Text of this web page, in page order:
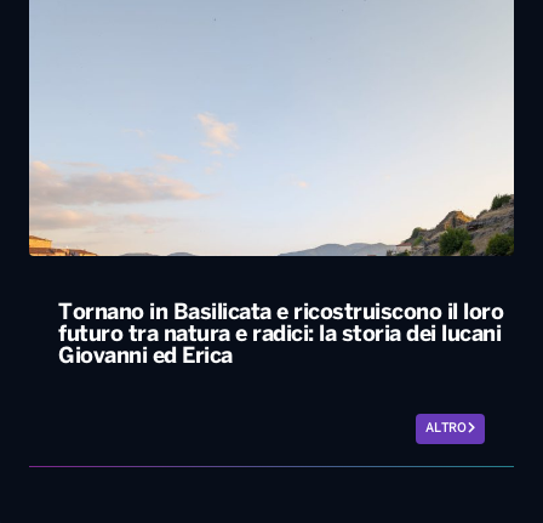
Tornano in Basilicata e ricostruiscono il loro
futuro tra natura e radici: la storia dei lucani
Giovanni ed Erica
ALTRO